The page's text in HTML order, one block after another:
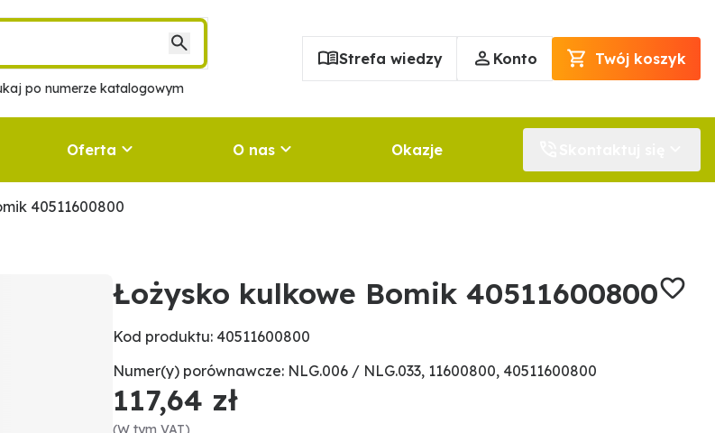
po numerze katalogowym
Strefa wiedzy Konto Twój koszyk
Oferta O nas Okazje
40511600800
Łożysko kulkowe Bomik 40511600800
Kod produktu: 40511600800
Numer(y) porównawcze: NLG.006 / NLG.033, 11600800, 40511600800
117,64 zł
(W tym VAT)